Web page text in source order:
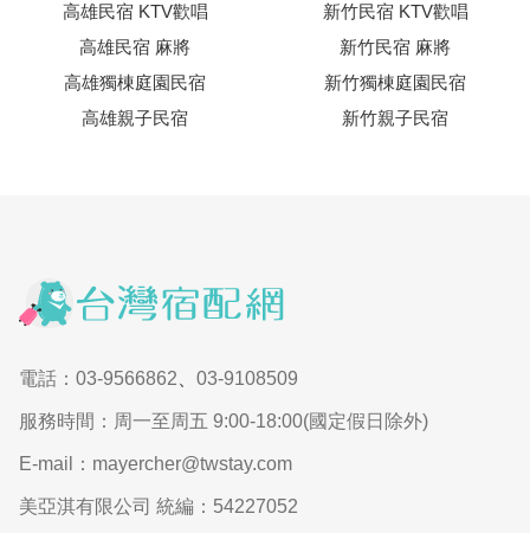
高雄民宿 KTV歡唱
高雄民宿 麻將
高雄獨棟庭園民宿
高雄親子民宿
新竹民宿 KTV歡唱
新竹民宿 麻將
新竹獨棟庭園民宿
新竹親子民宿
電話：03-9566862 03-9108509
服務時間：周一至周五 9:00-18:00(國定假日除外)
E-mail：mayercher@twstay.com
美亞淇有限公司 統編：54227052